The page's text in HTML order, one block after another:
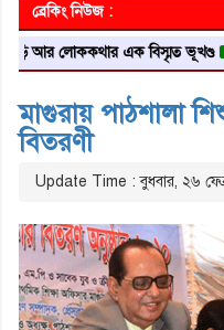
ব্রেকিং নিউজ :
লোককথার এক বিস্মৃত ভূখণ্ড
মাগুরায় পাঠশালা
বিতরণী
Update Time : বুধবার, ২৬